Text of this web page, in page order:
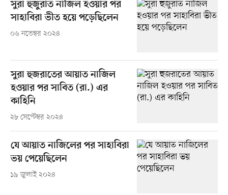
সুরা হুজুরাত নাজিল হওয়ার পর
সাহাবিরা ভীত হয়ে পড়েছিলেন
০৬ নভেম্বর ২০২৪
সুরা হুজরাতের আয়াত নাজিল
হওয়ার পর সাবিত (রা.) এর
কাহিনি
২৮ সেপ্টেম্বর ২০২৪
যে আয়াত নাজিলের পর সাহাবিরা
ভয় পেয়েছিলেন
১৯ জুলাই ২০২৪